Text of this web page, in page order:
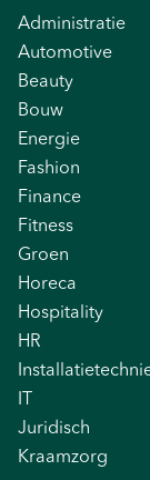
Administratie
Automotive
Beauty
Bouw
Energie
Fashion
Finance
Fitness
Groen
Horeca
Hospitality
HR
Juridisch
Kraamzorg